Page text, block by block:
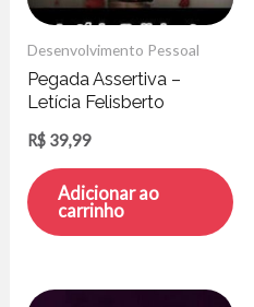
Desenvolvimento Pessoal
Pegada Assertiva –
Letícia Felisberto
R$ 39,99
Adicionar ao
carrinho